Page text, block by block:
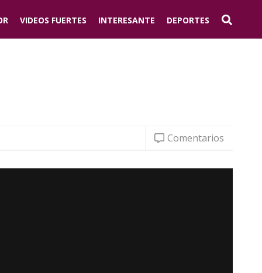
VIDEOS FUERTES INTERESANTE DEPORTES
Comentarios